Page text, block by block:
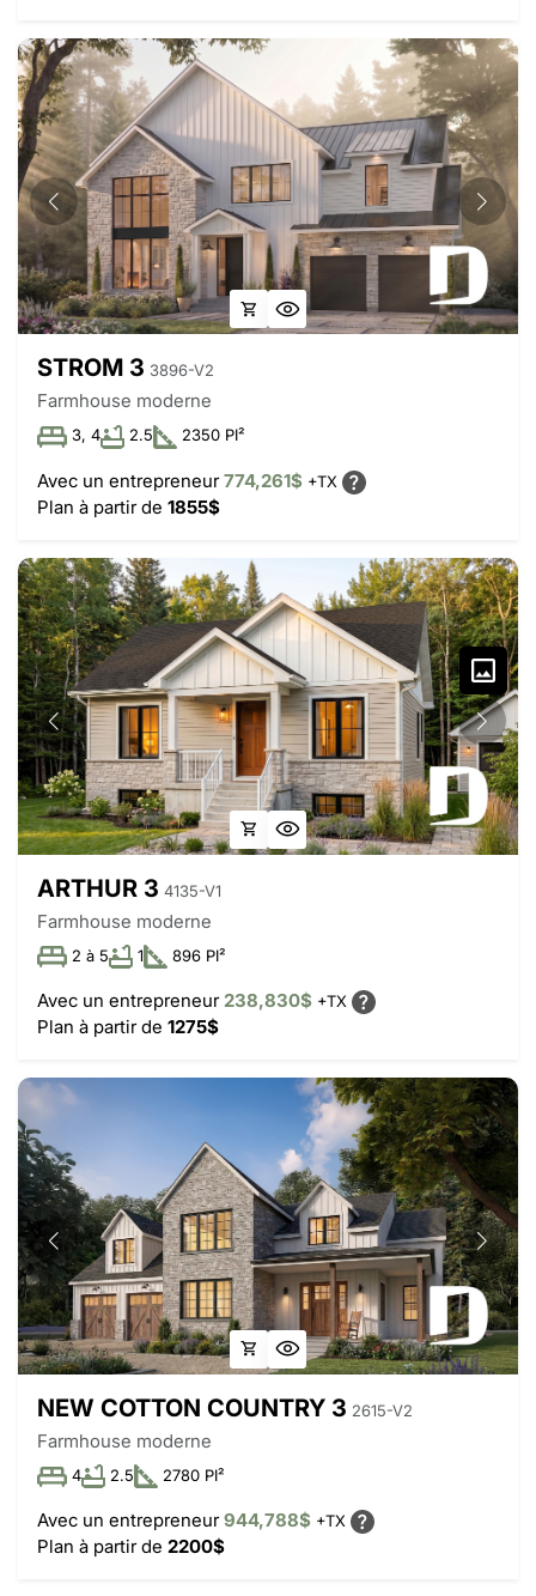
STROM 3 3896-V2
Farmhouse moderne
3, 4 2.5 2350 PI²
Avec un entrepreneur774,261$ +TX
Plan à partir de 1855$
ARTHUR 3 4135-V1
Farmhouse moderne
2 à 5 1 896 PI²
Avec un entrepreneur238,830$ +TX
Plan à partir de 1275$
NEW COTTON COUNTRY 3 2615-V2
Farmhouse moderne
4 2.5 2780 PI²
Avec un entrepreneur944,788$ +TX
Plan à partir de 2200$